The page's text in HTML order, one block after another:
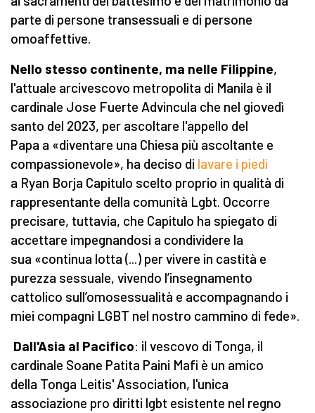
parte di persone transessuali e di persone
omoaffettive.
Nello stesso continente, ma nelle Filippine,
l'attuale arcivescovo metropolita di Manila è il
cardinale Jose Fuerte Advincula che nel giovedì
santo del 2023, per ascoltare l'appello del
Papa a «diventare una Chiesa più ascoltante e
compassionevole», ha deciso di lavare i piedi
a Ryan Borja Capitulo scelto proprio in qualità di
rappresentante della comunità Lgbt. Occorre
precisare, tuttavia, che Capitulo ha spiegato di
accettare impegnandosi a condividere la
sua «continua lotta (...) per vivere in castità e
purezza sessuale, vivendo l’insegnamento
cattolico sull’omosessualità e accompagnando i
miei compagni LGBT nel nostro cammino di fede».
Dall'Asia al Pacifico: il vescovo di Tonga, il
cardinale Soane Patita Paini Mafi è un amico
della Tonga Leitis' Association, l'unica
associazione pro diritti lgbt esistente nel regno